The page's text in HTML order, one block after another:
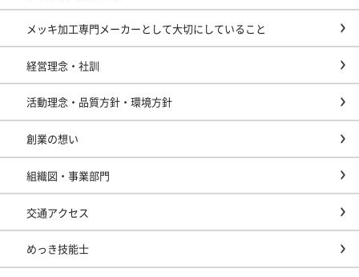
メッキ加工専門メーカーとして大切にしていること
経営理念・社訓
活動理念・品質方針・環境方針
創業の想い
組織図・事業部門
交通アクセス
めっき技能士